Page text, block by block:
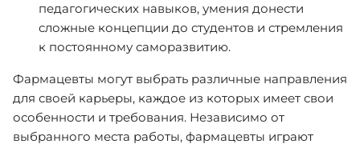
педагогических навыков, умения донести
сложные концепции до студентов и стремления
к постоянному саморазвитию.
Фармацевты могут выбрать различные направления
для своей карьеры, каждое из которых имеет свои
особенности и требования. Независимо от
выбранного места работы, фармацевты играют